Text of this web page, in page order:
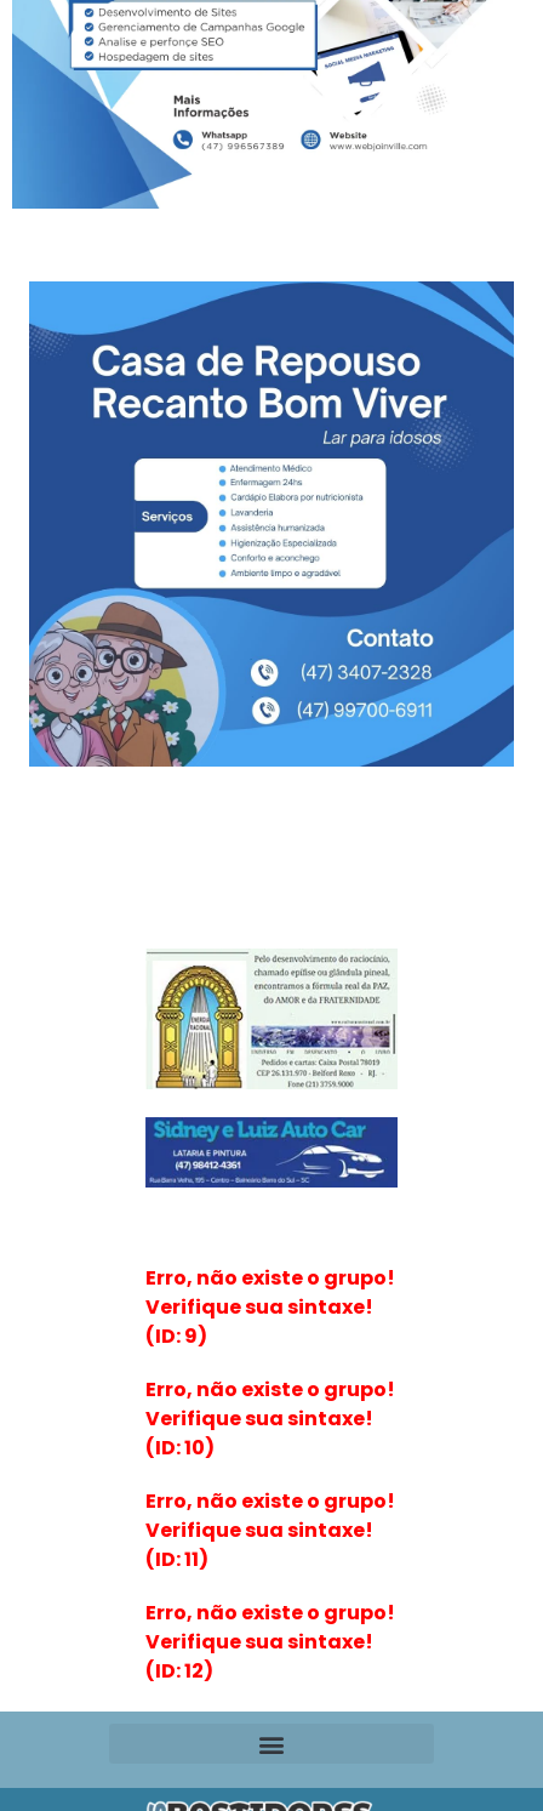
Erro, não existe o grupo!
Verifique sua sintaxe!
(ID: 9)
Erro, não existe o grupo!
Verifique sua sintaxe!
(ID: 10)
Erro, não existe o grupo!
Verifique sua sintaxe!
(ID: 11)
Erro, não existe o grupo!
Verifique sua sintaxe!
(ID: 12)